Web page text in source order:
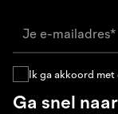
Ik ga akkoord met
Ga snel naar